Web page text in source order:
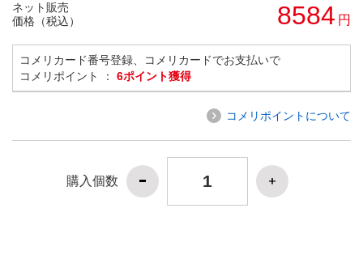
ネット販売
価格（税込）
8584 円
コメリカード番号登録、コメリカードでお支払いで
コメリポイント ： 6ポイント獲得
コメリポイントについて
購入個数